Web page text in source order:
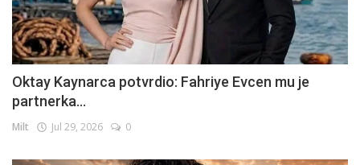
Oktay Kaynarca potvrdio: Fahriye Evcen mu je
partnerka...
Milt Jul 29, 2026 0